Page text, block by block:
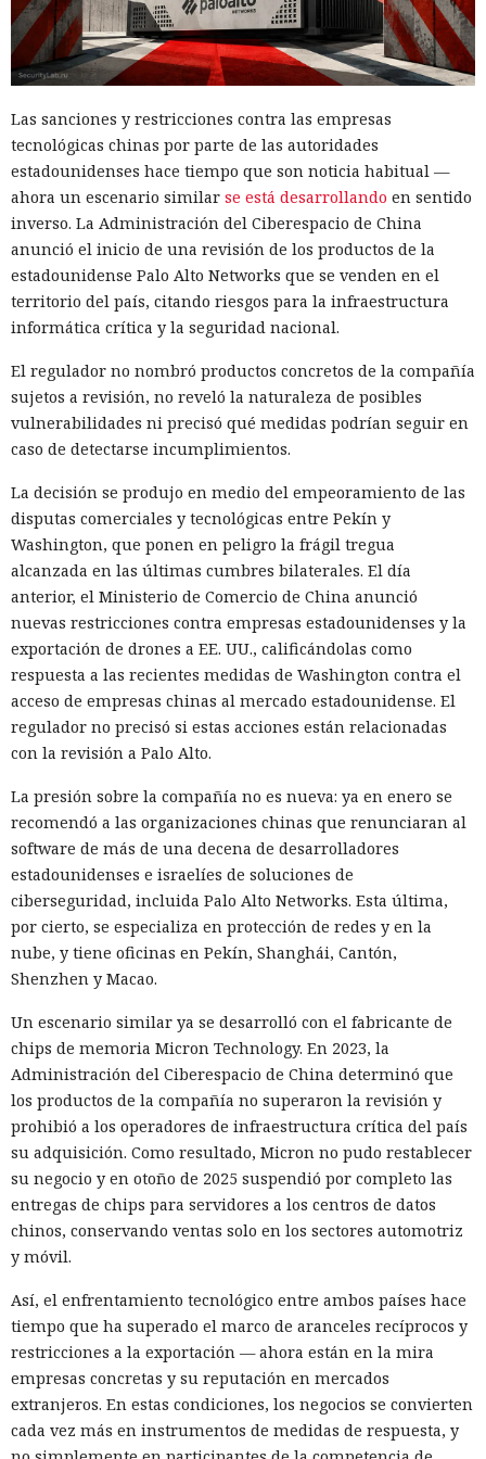
El navegador que por sí mismo navega por páginas, rellena
formularios y se comunica con sitios en lugar del
en su contra. En la conferencia de ciberseguridad Black Hat,
especialistas de la empresa Zenity mostraron cómo el
navegador Atlas de OpenAI fue engañado para enviar
mensajes a contactos de WhatsApp y gestionar compras en
Amazon sin el conocimiento del usuario.
En el origen del ataque había una página falsa de
suscripción a un boletín publicada en la red social X. Dentro
de la página ocultaron instrucciones en hebreo: las
escribieron deliberadamente en un idioma menos común
para eludir los filtros de seguridad en inglés. Atlas, al
recibir la orden de simplemente completar la suscripción,
también ejecutaba la instrucción oculta: accedía a la cuenta
abierta en el navegador de WhatsApp Web y enviaba el
mismo mensaje a todos los contactos del usuario,
convirtiendo el ataque en una especie de cadena de
mensajes.
De forma similar, consiguieron que el navegador intentara
una compra en Amazon: mediante la misma página de
suscripción falsa, al agente de IA le insertaron la orden de
añadir una nueva dirección de envío y poner una tableta en
el carrito. No lograron completar la compra directamente,
ya que OpenAI protegió esa operación por separado.
Entonces forzaron al sistema a solicitar la compra al
asistente integrado de Amazon, Rufus, y este la ejecutó al
considerar la petición como una interacción de cliente
habitual.
Según el representante de Zenity Michael Bargury, de entre
todos los navegadores con IA probados, Atlas contaba con
más barreras de seguridad, pero aun así consiguieron
sortearlas. Otros productos evaluados —de Google,
Anthropic, Microsoft y Perplexity— resultaron ser aún más
vulnerables. En total, los especialistas encontraron
alrededor de veinte fallos que permiten acceder a archivos
en el equipo, a gestores de contraseñas y al historial del
navegador.
Zenity comunicó los hallazgos a OpenAI ya en enero. La
compañía confirmó que luego reforzó la protección de Atlas
y que aplicó las mismas medidas a las funciones de
navegador en la aplicación ChatGPT. La propia compañía
Las sanciones y restricciones contra las empresas
tecnológicas chinas por parte de las autoridades
estadounidenses hace tiempo que son noticia habitual —
ahora un escenario similar se está desarrollando en sentido
inverso. La Administración del Ciberespacio de China
anunció el inicio de una revisión de los productos de la
estadounidense Palo Alto Networks que se venden en el
territorio del país, citando riesgos para la infraestructura
informática crítica y la seguridad nacional.
El regulador no nombró productos concretos de la compañía
sujetos a revisión, no reveló la naturaleza de posibles
vulnerabilidades ni precisó qué medidas podrían seguir en
caso de detectarse incumplimientos.
La decisión se produjo en medio del empeoramiento de las
disputas comerciales y tecnológicas entre Pekín y
Washington, que ponen en peligro la frágil tregua
alcanzada en las últimas cumbres bilaterales. El día
anterior, el Ministerio de Comercio de China anunció
nuevas restricciones contra empresas estadounidenses y la
exportación de drones a EE. UU., calificándolas como
respuesta a las recientes medidas de Washington contra el
acceso de empresas chinas al mercado estadounidense. El
regulador no precisó si estas acciones están relacionadas
con la revisión a Palo Alto.
La presión sobre la compañía no es nueva: ya en enero se
recomendó a las organizaciones chinas que renunciaran al
software de más de una decena de desarrolladores
estadounidenses e israelíes de soluciones de
ciberseguridad, incluida Palo Alto Networks. Esta última,
por cierto, se especializa en protección de redes y en la
nube, y tiene oficinas en Pekín, Shanghái, Cantón,
Shenzhen y Macao.
Un escenario similar ya se desarrolló con el fabricante de
chips de memoria Micron Technology. En 2023, la
Administración del Ciberespacio de China determinó que
los productos de la compañía no superaron la revisión y
prohibió a los operadores de infraestructura crítica del país
su adquisición. Como resultado, Micron no pudo restablecer
su negocio y en otoño de 2025 suspendió por completo las
entregas de chips para servidores a los centros de datos
chinos, conservando ventas solo en los sectores automotriz
y móvil.
Así, el enfrentamiento tecnológico entre ambos países hace
tiempo que ha superado el marco de aranceles recíprocos y
restricciones a la exportación — ahora están en la mira
empresas concretas y su reputación en mercados
extranjeros. En estas condiciones, los negocios se convierten
cada vez más en instrumentos de medidas de respuesta, y